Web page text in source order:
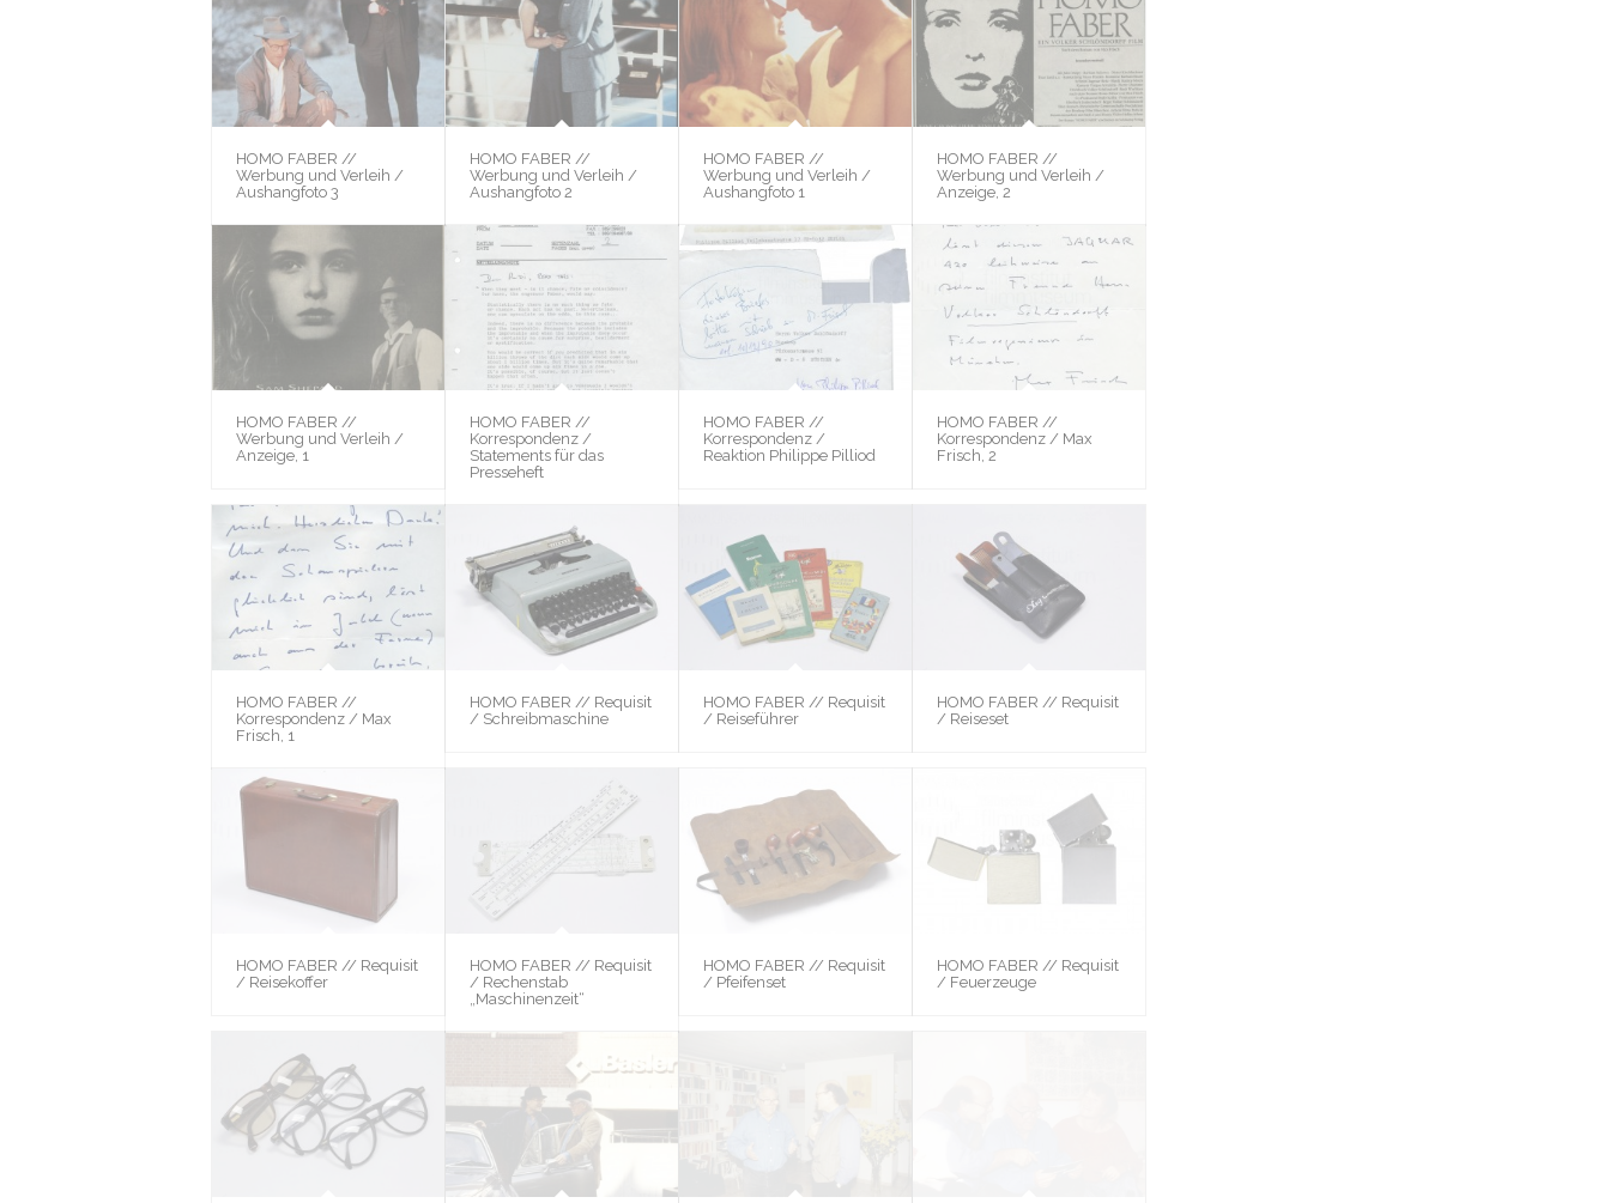
HOMO FABER //
Werbung und Verleih /
Aushangfoto 3
HOMO FABER //
Werbung und Verleih /
Aushangfoto 2
HOMO FABER //
Werbung und Verleih /
Aushangfoto 1
HOMO FABER //
Werbung und Verleih /
Anzeige, 2
HOMO FABER //
Werbung und Verleih /
Anzeige, 1
HOMO FABER //
Korrespondenz /
Statements für das
Presseheft
HOMO FABER //
Korrespondenz /
Reaktion Philippe Pilliod
HOMO FABER //
Korrespondenz / Max
Frisch, 2
HOMO FABER //
Korrespondenz / Max
Frisch, 1
HOMO FABER // Requisit
/ Schreibmaschine
HOMO FABER // Requisit
/ Reiseführer
HOMO FABER // Requisit
/ Reiseset
HOMO FABER // Requisit
/ Reisekoffer
HOMO FABER // Requisit
/ Rechenstab
„Maschinenzeit“
HOMO FABER // Requisit
/ Pfeifenset
HOMO FABER // Requisit
/ Feuerzeuge